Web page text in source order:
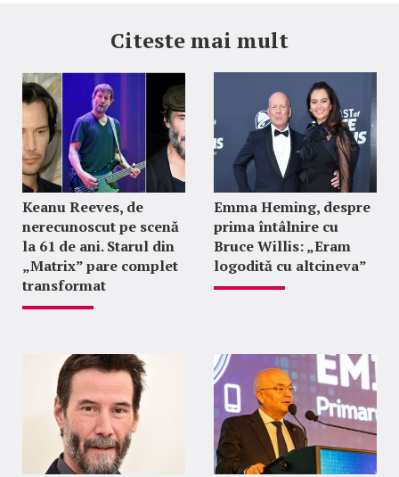
Citeste mai mult
Keanu Reeves, de
nerecunoscut pe scenă
la 61 de ani. Starul din
„Matrix” pare complet
transformat
Emma Heming, despre
prima întâlnire cu
Bruce Willis: „Eram
logodită cu altcineva”